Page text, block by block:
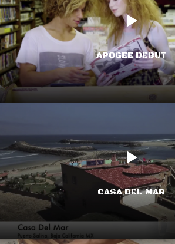
APOGEE DEBUT
CASA DEL MAR